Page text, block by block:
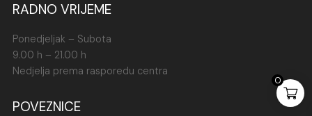
0
RADNO VRIJEME
Ponedjeljak – Subota
9.00 h – 21.00 h
Nedjelja prema rasporedu centra
POVEZNICE